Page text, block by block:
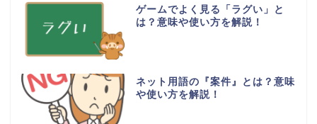
ゲームでよく見る「ラグい」と
は？意味や使い方を解説！
ネット用語の『案件』とは？意味
や使い方を解説！